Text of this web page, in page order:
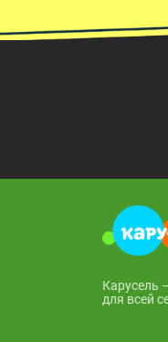
Карусель
для всей